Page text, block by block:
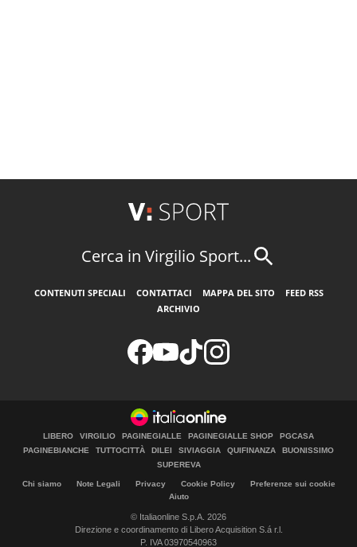
Cerca in Virgilio Sport...
CONTENUTI SPECIALI CONTATTACI MAPPA DEL SITO
FEED RSS
ARCHIVIO
LIBERO VIRGILIO PAGINEGIALLE PAGINEGIALLE SHOP
PGCASA
PAGINEBIANCHE
TUTTOCITTÀ DILEI SIVIAGGIA QUIFINANZA
BUONISSIMO
SUPEREVA
Chi siamo Note Legali Privacy Cookie Policy
Preferenze sui cookie
Aiuto
© Italiaonline S.p.A. 2026
Direzione e coordinamento di Libero Acquisition S.á r.l.
P. IVA 03970540963